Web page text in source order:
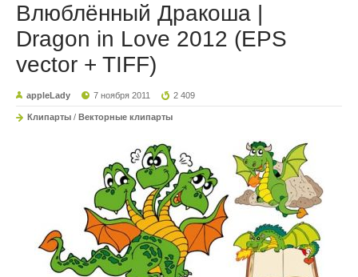
Влюблённый Дракоша |
Dragon in Love 2012 (EPS
vector + TIFF)
appleLady 7 ноября 2011 2 409
Клипарты / Векторные клипарты